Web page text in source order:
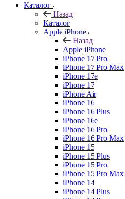
Каталог
Назад
Каталог
Apple iPhone
Назад
Apple iPhone
iPhone 17 Pro
iPhone 17 Pro Max
iPhone 17e
iPhone 17
iPhone Air
iPhone 16
iPhone 16 Plus
iPhone 16e
iPhone 16 Pro
iPhone 16 Pro Max
iPhone 15
iPhone 15 Plus
iPhone 15 Pro
iPhone 15 Pro Max
iPhone 14
iPhone 14 Plus